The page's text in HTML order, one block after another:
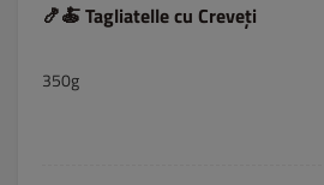
🍤🍝 Tagliatelle cu Creveți
350g